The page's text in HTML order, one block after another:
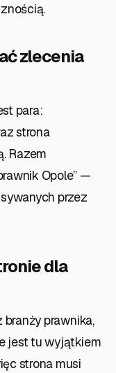
zlecenia
para:
strona
Razem
Opole” —
przez
dla
branży prawnika,
jest tu wyjątkiem
strona musi